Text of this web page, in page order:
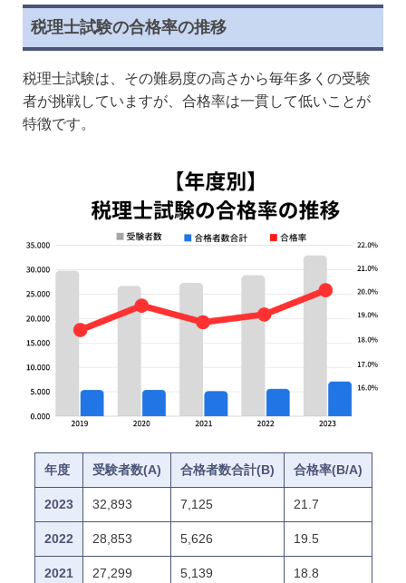
税理士試験の合格率の推移
税理士試験は、その難易度の高さから毎年多くの受験
者が挑戦していますが、合格率は一貫して低いことが
特徴です。
年度 受験者数(A) 合格者数合計(B) 合格率(B/A)
2023 32,893 7,125 21.7
2022 28,853 5,626 19.5
2021 27,299 5,139 18.8